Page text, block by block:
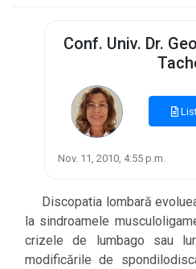
Conf. Univ. Dr.
Nov. 11, 2010, 4:55 p.m.
Discopatia lombară
la sindroamele
crizele de lumbago sau
modificările de